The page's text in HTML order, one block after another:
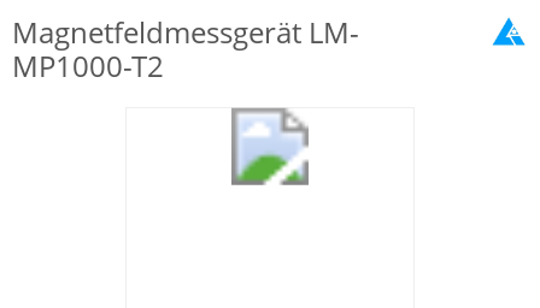
Magnetfeldmessgerät LM-
MP1000-T2